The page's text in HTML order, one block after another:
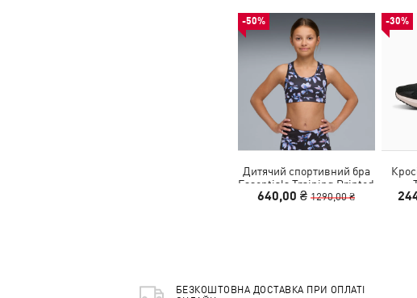
-50%
Дитячий спортивний бра
Essentials Training Printed
Bra Youth
640,00 ₴ 1290,00 ₴
-30%
БЕЗКОШТОВНА ДОСТАВКА ПРИ ОПЛАТІ